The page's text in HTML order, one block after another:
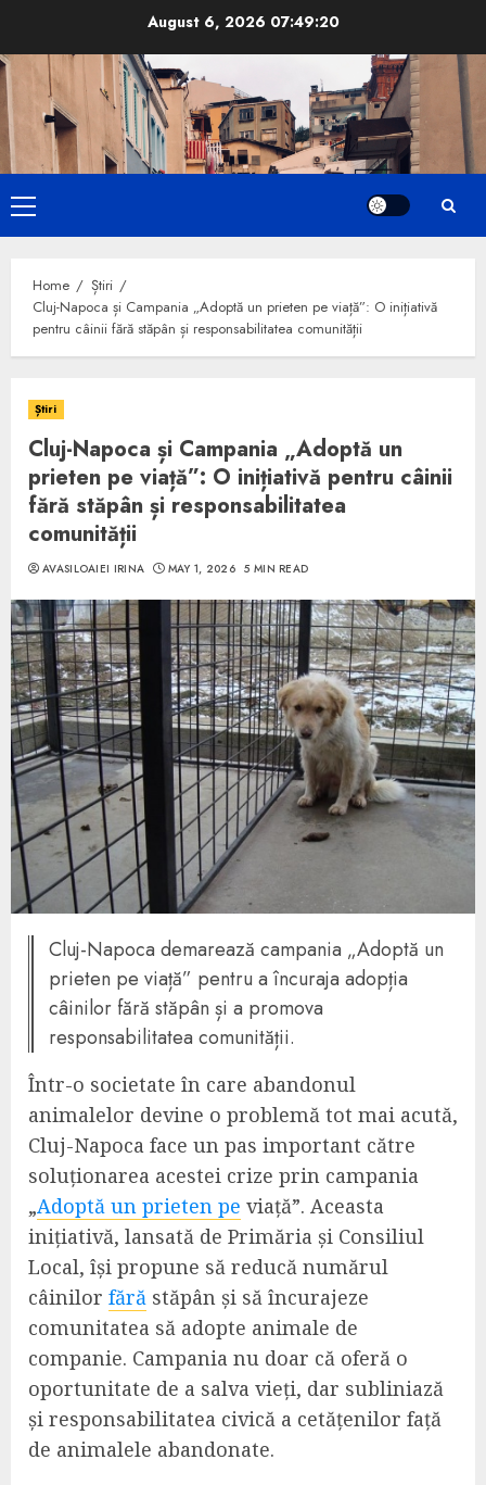
content
August 6, 2026 07:49:21
Primary
Menu
Home
Știri
Cluj-Napoca și Campania „Adoptă un prieten pe viață”: O inițiativă
pentru câinii fără stăpân și responsabilitatea comunității
Știri
Cluj-Napoca și Campania „Adoptă un
prieten pe viață”: O inițiativă pentru câinii
fără stăpân și responsabilitatea
comunității
AVASILOAIEI IRINA MAY 1, 2026 5 MIN READ
Cluj-Napoca demarează campania „Adoptă un
prieten pe viață” pentru a încuraja adopția
câinilor fără stăpân și a promova
responsabilitatea comunității.
Într-o societate în care abandonul
animalelor devine o problemă tot mai acută,
Cluj-Napoca face un pas important către
soluționarea acestei crize prin campania
„Adoptă un prieten pe viață”. Aceasta
inițiativă, lansată de Primăria și Consiliul
Local, își propune să reducă numărul
câinilor fără stăpân și să încurajeze
comunitatea să adopte animale de
companie. Campania nu doar că oferă o
oportunitate de a salva vieți, dar subliniază
și responsabilitatea civică a cetățenilor față
de animalele abandonate.